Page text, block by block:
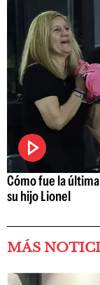
Cómo fue la
su hijo Lionel
MÁS